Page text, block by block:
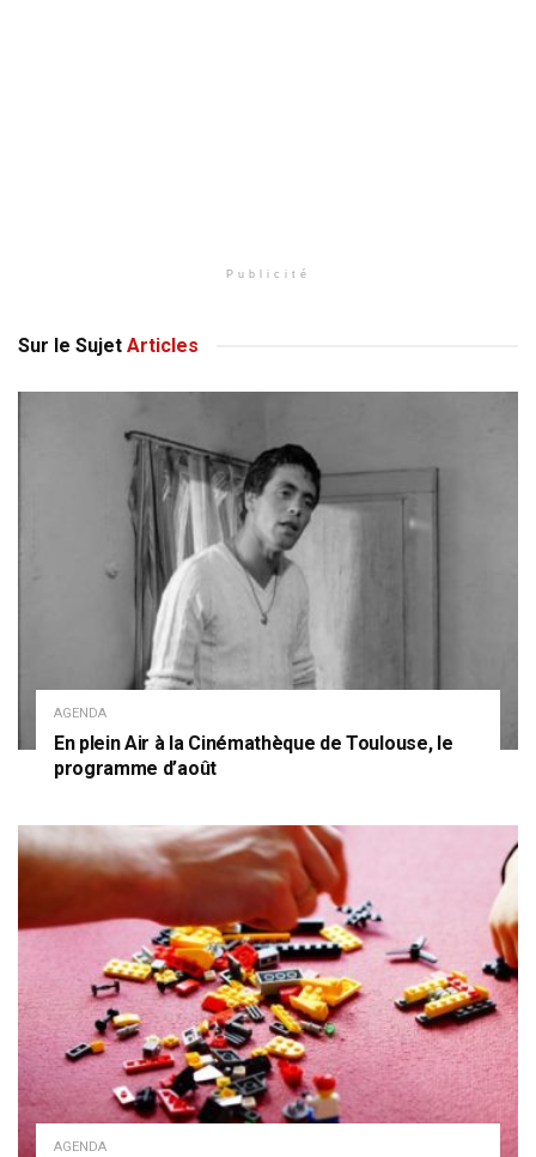
Publicité
Sur le Sujet Articles
AGENDA
En plein Air à la Cinémathèque de Toulouse, le
programme d’août
AGENDA